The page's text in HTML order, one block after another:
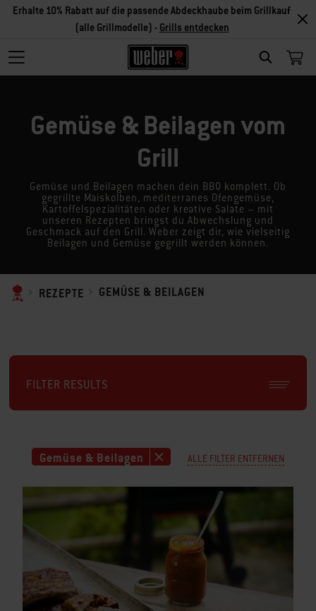
SEARCH
Erhalte 10% Rabatt auf die passende Abdeckhaube beim Grillkauf
(alle Grillmodelle) - Grills entdecken
Gemüse & Beilagen vom
Grill
Gemüse und Beilagen machen dein BBQ komplett. Ob
gegrillte Maiskolben, mediterranes Ofengemüse,
Kartoffelspezialitäten oder kreative Salate – mit
unseren Rezepten bringst du Abwechslung und
Geschmack auf den Grill. Weber zeigt dir, wie vielseitig
Beilagen und Gemüse gegrillt werden können.
REZEPTE GEMÜSE & BEILAGEN
FILTER RESULTS
Gemüse & Beilagen ALLE FILTER ENTFERNEN